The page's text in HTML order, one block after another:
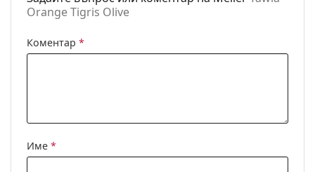
панти:
Аксесоари
Кутия:
Други
Пол:
Orange Tigris Olive
Коментар *
Име *